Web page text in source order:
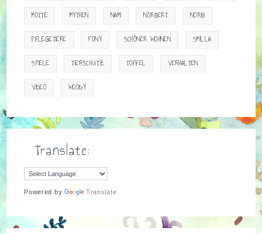
MOTTE MYTHEN NAMI NORBERT NORBI
PFLEGETIERE PONY SCHÖNER WOHNEN SMILLA
SPIELE TIERSCHUTZ TOFFEL VERHALTEN
VIDEO WOODY
Translate:
Powered by Translate